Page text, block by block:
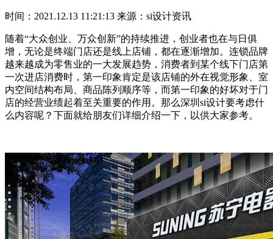
时间：2021.12.13 11:21:13 来源：si设计资讯
随着“大众创业、万众创新”的持续推进，创业者也在与日俱
增，无论是终端门店还是线上店铺，都在逐渐增加。连锁品牌
越来越成为零售业的一大发展趋势，消费者到某个线下门店第
一次进店消费时，第一印象肯定是该店铺的外在视觉形象、室
内空间结构布局、商品陈列顺序等，而第一印象的好坏对于门
店的经营业绩起着至关重要的作用。那么深圳si设计要考虑什
么内容呢？下面就给朋友们详细介绍一下，以供大家参考。